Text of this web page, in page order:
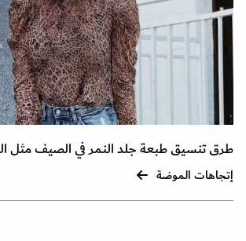
طرق تنسيق طبعة جلد النمر في الصيف مثل
إتجاهات الموضة